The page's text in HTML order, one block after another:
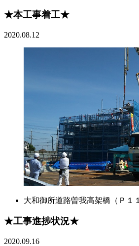
★本工事着工★
2020.08.12
大和御所道路曽我高架橋（Ｐ１
★工事進捗状況★
2020.09.16